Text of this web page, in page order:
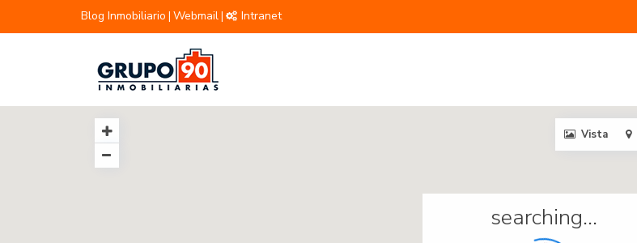
Blog Inmobiliario | Webmail| Intranet
searching...
Vista